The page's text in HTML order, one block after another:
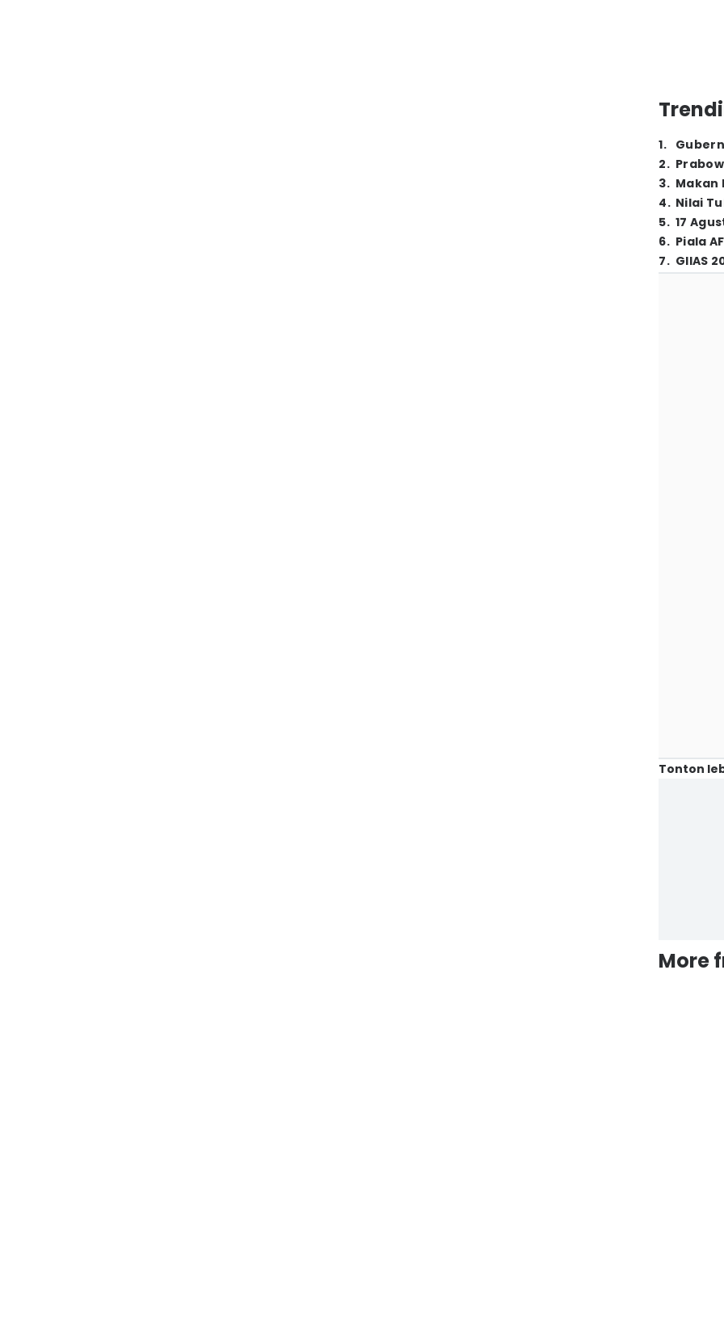
1.
2.
3. Makan
4. Nilai
5. 17
6. Piala
7. GIIAS
Tonton
More